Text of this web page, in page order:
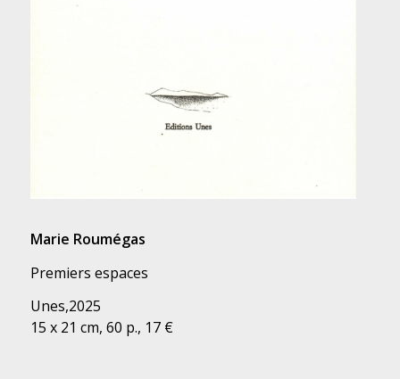
Marie Roumégas
Premiers espaces
Unes,2025
15 x 21 cm, 60 p., 17 €